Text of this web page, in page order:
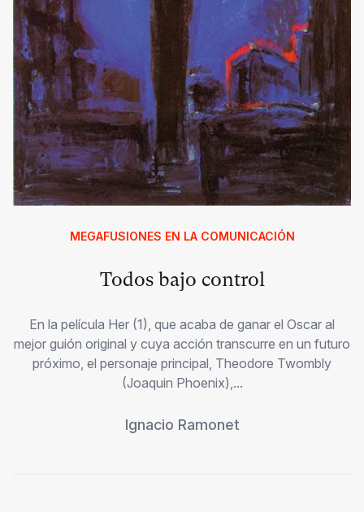
MEGAFUSIONES EN LA COMUNICACIÓN
Todos bajo control
En la película Her (1), que acaba de ganar el Oscar al
mejor guión original y cuya acción transcurre en un futuro
próximo, el personaje principal, Theodore Twombly
(Joaquin Phoenix),...
Ignacio Ramonet